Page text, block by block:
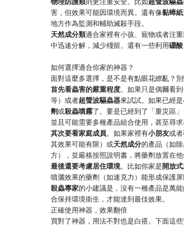
害，但效果可能因環境而異。還有像​​黏蟑紙​
地方作為監測和輔助滅殺手段。
​天然成分類​適合家裡有小孩、寵物或者注
中迅速分解，減少殘留。還有一些利用​​硼酸​
如何選擇適合你家的神器？
面對這麼多選擇，是不是有點眼花繚亂？
​首先看蟲害的嚴重程度​。如果只是偶爾看
等）或者​​超聲波驅蟲器​來試試。如果已經
劑​​或​​殺蟲噴霧​了。要是已經到了「重災區
並且可能需要多種產品組合使用，甚至尋求
​其次要看家庭成員​​。如果家裡有​​小朋友​​或者​
其效果可能有限）或​​天然成分​的產品（如
方），並嚴格按照說明書，將藥劑放置在他
​最後還要考慮居住環境​​。比如你家是​開放
噴灑效果的藥劑（如速克力）能形成保護屏
​殺蟲專家​的小建議是，沒有一種產品是萬
合保持環境衛生，才能達到最佳效果。
正確使用神器，效果翻倍
買對了神器，用法不對也是白搭。下面這些